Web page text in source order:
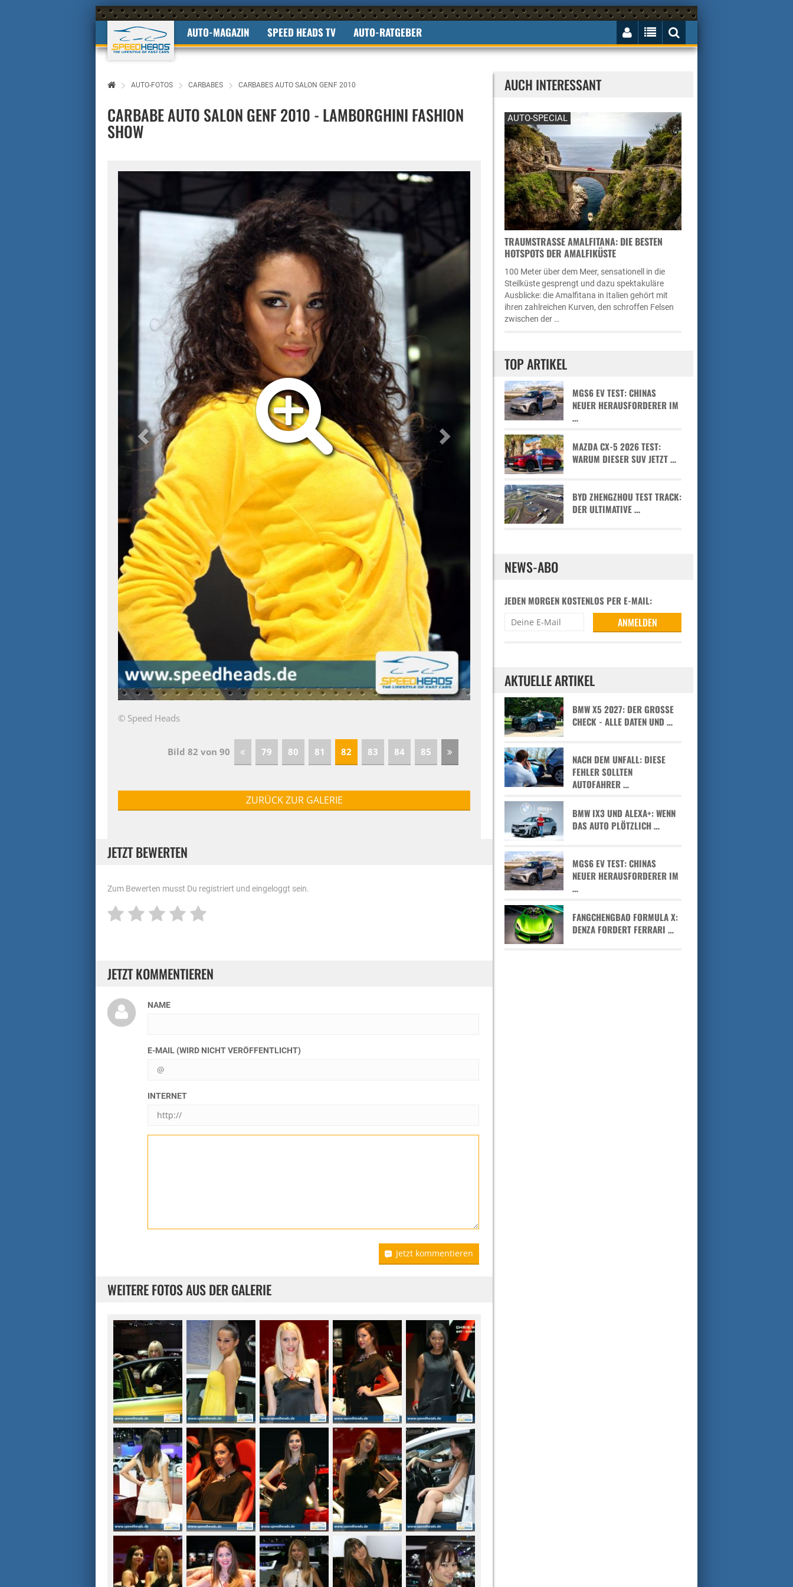
AUTO-MAGAZIN SPEED HEADS TV AUTO-RATGEBER
AUTO-FOTOS CARBABES CARBABES AUTO SALON GENF 2010
CARBABE AUTO SALON GENF 2010 - LAMBORGHINI FASHION
SHOW
© Speed Heads
Bild 82 von 90 79 80 81 82 83 84 85
ZURÜCK ZUR GALERIE
JETZT BEWERTEN
Zum Bewerten musst Du registriert und eingeloggt sein.
JETZT KOMMENTIEREN
NAME
E-MAIL (WIRD NICHT VERÖFFENTLICHT)
INTERNET
Jetzt kommentieren
WEITERE FOTOS AUS DER GALERIE
AUCH INTERESSANT
AUTO-SPECIAL
TRAUMSTRASSE AMALFITANA: DIE BESTEN H
OTSPOTS DER AMALFIKÜSTE
100 Meter über dem Meer, sensationell in die
Steilküste gesprengt und dazu spektakuläre
Ausblicke: die Amalfitana in Italien gehört mit
ihren zahlreichen Kurven, den schroffen Felsen
zwischen der …
TOP ARTIKEL
MGS6 EV TEST: CHINAS
NEUER HERAUSFORDERER IM
…
MAZDA CX-5 2026 TEST:
WARUM DIESER SUV JETZT …
BYD ZHENGZHOU TEST TRACK:
DER ULTIMATIVE …
NEWS-ABO
JEDEN MORGEN KOSTENLOS PER E-MAIL:
AKTUELLE ARTIKEL
BMW X5 2027: DER GROSSE C
HECK - ALLE DATEN UND …
NACH DEM UNFALL: DIESE
FEHLER SOLLTEN
AUTOFAHRER …
BMW IX3 UND ALEXA+: WENN
DAS AUTO PLÖTZLICH …
MGS6 EV TEST: CHINAS
NEUER HERAUSFORDERER IM
…
FANGCHENGBAO FORMULA X:
DENZA FORDERT FERRARI …